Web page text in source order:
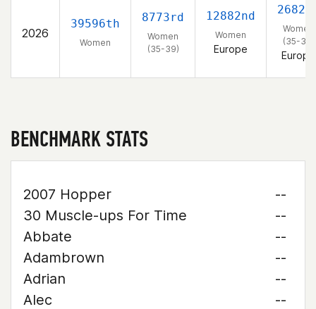
2026
39596th
Women
8773rd
Women
(35-39)
12882nd
Women
Europe
Women
(35-39)
Europe
BENCHMARK STATS
2007 Hopper
--
30 Muscle-ups For Time
--
Abbate
--
Adambrown
--
Adrian
--
Alec
--